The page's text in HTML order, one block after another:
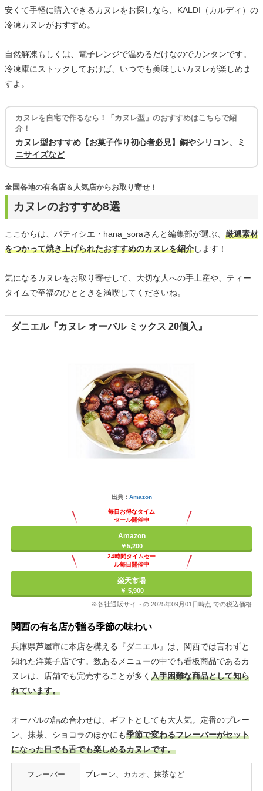
安くて手軽に購入できるカヌレをお探しなら、KALDI（カルディ）の
冷凍カヌレがおすすめ。
自然解凍もしくは、電子レンジで温めるだけなのでカンタンです。
冷凍庫にストックしておけば、いつでも美味しいカヌレが楽しめま
すよ。
カヌレを自宅で作るなら！「カヌレ型」のおすすめはこちらで紹
介！
カヌレ型おすすめ【お菓子作り初心者必見】銅やシリコン、ミ
ニサイズなど
カヌレのおすすめ8選
全国各地の有名店＆人気店からお取り寄せ！
ここからは、パティシエ・hana_soraさんと編集部が選ぶ、 厳選素材
をつかって焼き上げられたおすすめのカヌレを紹介します！
気になるカヌレをお取り寄せして、大切な人への手土産や、ティー
タイムで至福のひとときを満喫してくださいね。
ダニエル『カヌレ オーバル ミックス 20個入』
出典： Amazon
毎日お得なタイム
セール開催中
Amazon
￥5,200
24時間タイムセー
ル毎日開催中
楽天市場
￥ 5,900
※各社通販サイトの 2025年09月01日時点 での税込価格
関西の有名店が贈る季節の味わい
兵庫県芦屋市に本店を構える『ダニエル』は、関西では言わずと
知れた洋菓子店です。数あるメニューの中でも看板商品であるカ
ヌレは、店舗でも完売することが多く 入手困難な商品として知ら
れています。
オーバルの詰め合わせは、ギフトとしても大人気。定番のプレー
ン、抹茶、ショコラのほかにも季節で変わるフレーバーがセット
になった目でも舌でも楽しめるカヌレです。
フレーバー プレーン、カカオ、抹茶など